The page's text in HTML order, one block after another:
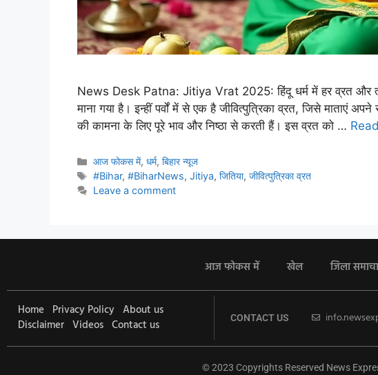
News Desk Patna: Jitiya Vrat 2025: हिंदू धर्म में हर व्रत और
माना गया है। इन्हीं पर्वों में से एक है जीवित्पुत्रिका व्रत, जिसे माताएं
की कामना के लिए पूरे भाव और निष्ठा से करती हैं। इस व्रत को …
आज फोकस में,धर्म,बिहार न्यूज
#Bihar,#BiharNews,Jitiya,जितिया,जीवित्पुत्रिका व्रत
Leave a comment
आज फोकस में खेल जिला
Home Privacy Policy About us
Disclaimer Videos Contact us CONTACT US
© 2023 Copyrights Reserved News